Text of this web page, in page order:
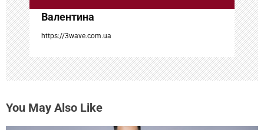
с
я
м
Валентина
https://3wave.com.ua
You May Also Like